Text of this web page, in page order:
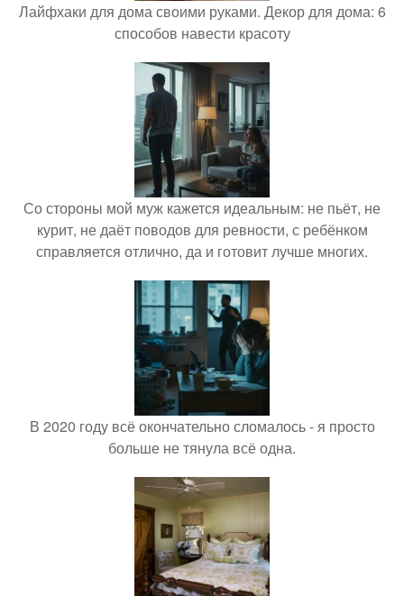
Лайфхаки для дома своими руками. Декор для дома: 6
способов навести красоту
Со стороны мой муж кажется идеальным: не пьёт, не
курит, не даёт поводов для ревности, с ребёнком
справляется отлично, да и готовит лучше многих.
В 2020 году всё окончательно сломалось - я просто
больше не тянула всё одна.